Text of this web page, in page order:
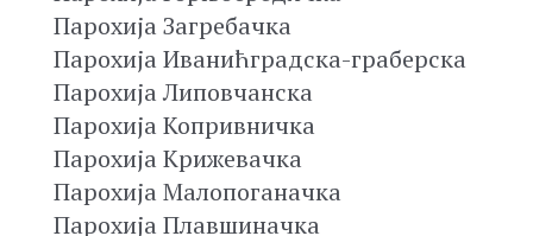
Парохија Загребачка
Парохија Иванићградска-граберска
Парохија Липовчанска
Парохија Копривничка
Парохија Крижевачка
Парохија Малопоганачка
Парохија Плавшиначка